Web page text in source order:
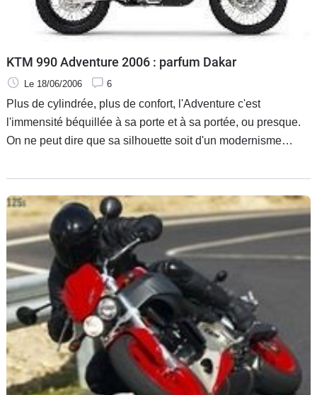
KTM 990 Adventure 2006 : parfum Dakar
Le 18/06/2006 6
Plus de cylindrée, plus de confort, l'Adventure c'est
l'immensité béquillée à sa porte et à sa portée, ou presque.
On ne peut dire que sa silhouette soit d'un modernisme
volumineux carénage supposé recevoir le dérouleur
indispensable aux aventuriers.